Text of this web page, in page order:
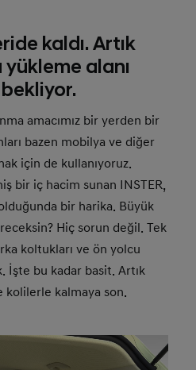
kaldı. Artık
alanı
amacımız bir yerden bir
bazen mobilya ve diğer
için de kullanıyoruz.
bir iç hacim sunan INSTER,
bir harika. Büyük
Hiç sorun değil. Tek
koltukları ve ön yolcu
İşte bu kadar basit. Artık
kolilerle kalmaya son.